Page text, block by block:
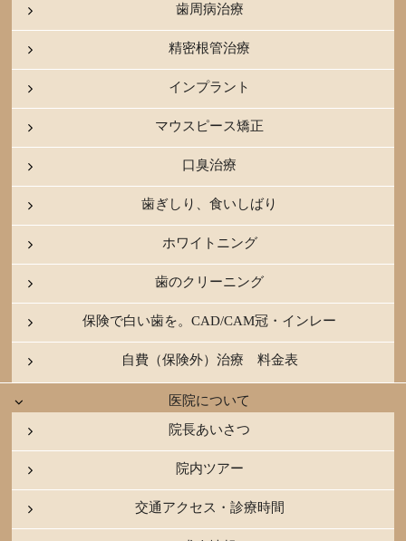
歯周病治療
精密根管治療
インプラント
マウスピース矯正
口臭治療
歯ぎしり、食いしばり
ホワイトニング
歯のクリーニング
保険で白い歯を。CAD/CAM冠・インレー
自費（保険外）治療 料金表
医院について
院長あいさつ
院内ツアー
交通アクセス・診療時間